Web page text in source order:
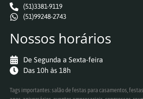
(51)3381-9119
(51)99248-2743
Nossos horários
De Segunda a Sexta-feira
Das 10h às 18h
Tags importantes: salão de festas para casamentos,